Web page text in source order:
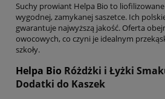
Suchy prowiant Helpa Bio to
wygodnej, zamykanej saszetce. Ich
gwarantuje najwyższą jakość. Oferta
owocowych, co czyni je idealnym
szkoły.
Helpa Bio Różdżki i Łyżki
Dodatki do Kaszek